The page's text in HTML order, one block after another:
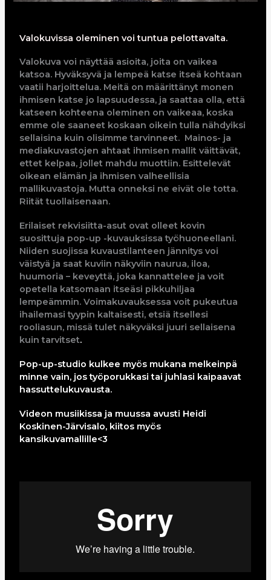
Valokuvissa oleminen voi tuntua pelottavalta.
Valokuva voi näyttää asioita, joita on vaikea
katsoa. Hyväksyvä ja lempeä katse itseä kohtaan
vaatii harjoittelua. Meitä on määrittänyt monen
ihmisen katse jo lapsuudessa, ja saattaa olla, että
katseen kohteena oleminen on vaikeaa, koska
emme ole saaneet koskaan oikein tulla nähdyiksi
sellaisina kuin olisimme tarvinneet. Mainos- ja
mediakuvastojen ahtaat ihmisen mallit väittävät,
ettet kelpaa, jollet mahdu muottiin. Esittelevät
oikean elämän ja ihmisen valheellisia
mallikuvastoja. Mutta onneksi ne eivät ole totta.
Riität tuollaisenaan.
Erilaiset rekvisiitta-asut ovat olleet kovin
suosittuja pop-up -kuvauksissa työhuoneellani.
Niiden suojissa kuvaustilanteen jännitys voi
väistyä ja saat kuviin näkyviin naurua, iloa,
huumoria – keveyttä, joka kannattelee ja voit
opetella katsomaan itseäsi pikkuhiljaa
lempeämmin. Voimakuvauksessa voit pukeutua
ihailemasi tyypin kaltaisesti, etsiä itsellesi
rooliasun, missä tulet näkyväksi juuri sellaisena
kuin tarvitset.
Pop-up-studio kulkee myös mukana melkeinpä
minne vain, jos työporukkasi tai juhlasi kaipaavat
hassuttelukuvausta.
Videon musiikissa ja muussa avusti Heidi
Koskinen-Järvisalo, kiitos myös
kansikuvamallille<3